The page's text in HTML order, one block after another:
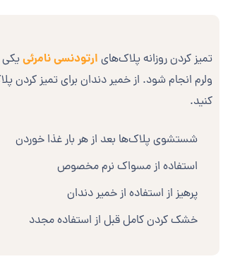
تمیز کردن روزانه پلاک‌های ارتودنسی نامرئییکی
ولرم انجام شود. از خمیر دندان برای تمیز کردن
کنید.
شستشوی پلاک‌ها بعد از هر بار غذا خوردن
استفاده از مسواک نرم مخصوص
پرهیز از استفاده از خمیر دندان
خشک کردن کامل قبل از استفاده مجدد